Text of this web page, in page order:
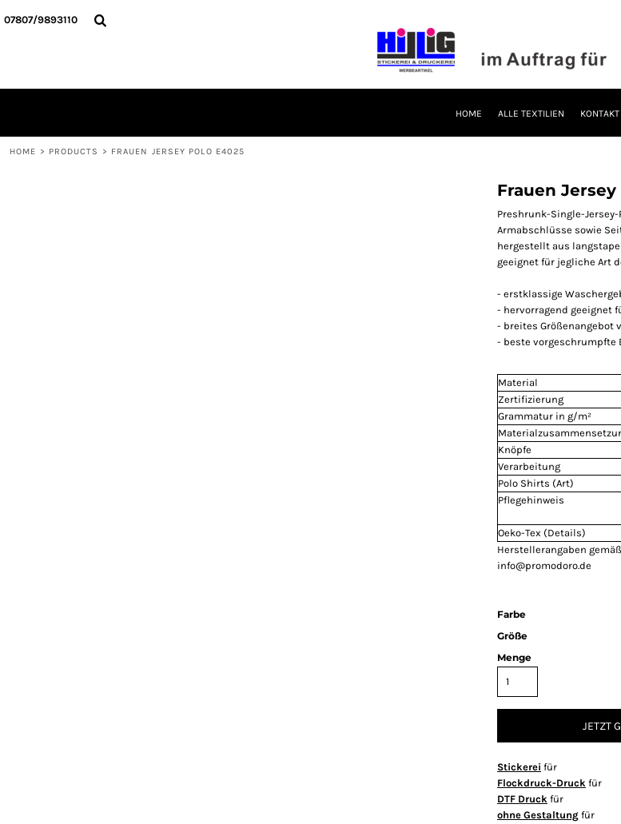
07807/9893110
HOME ALLE TEXTILIEN KONTAKT
HOME > PRODUCTS > FRAUEN JERSEY POLO E4025
Frauen Jersey
Preshrunk-Single-
Armabschlüsse sowie
hergestellt aus
geeignet für jegliche Art
- erstklassige
- hervorragend geeignet
- breites Größenangebot
- beste vorgeschrumpfte
Material
Zertifizierung
Grammatur in g/m²
Knöpfe
Verarbeitung
Polo Shirts (Art)
Pflegehinweis
Oeko-Tex (Details)
Herstellerangaben
info@promodoro.de
Farbe
Größe
Menge
JETZT
Stickerei für
Flockdruck-Druck für
DTF Druck für
ohne Gestaltung für
HOME
ANMELDEN